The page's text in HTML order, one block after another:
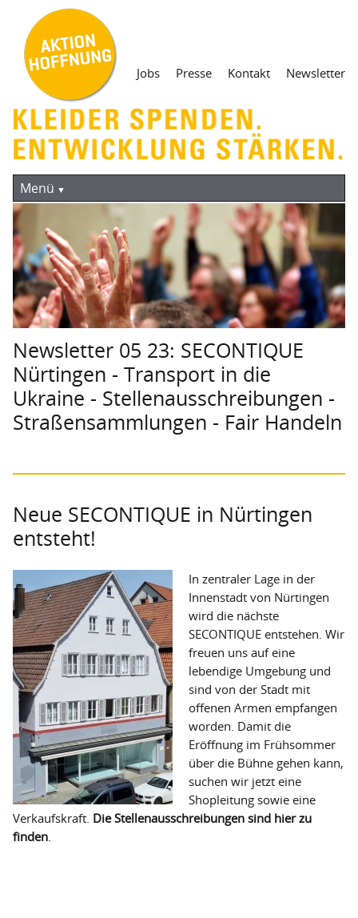
Navigation
Jobs Presse Kontakt Newsletter
Menü
Navigation
überspringen
Aktuelles
Kleiderspende
Containersammlung
Straßensammlung
Mantel teilen. Heute!
Weg der Kleidung
Secondhand-Boutiquen
Outlets
Projekte
Projektförderung ausgesetzt
Geförderte Projekte
Weitere Fördermöglichkeiten
Bildung
Bildungsangebote
Termine
Über uns
Grundverständnis
Mitgliedsverbände
FairWertung
Spendenkonto
Newsletter 05 23: SECONTIQUE
Nürtingen - Transport in die
Ukraine - Stellenausschreibungen -
Straßensammlungen - Fair Handeln
Neue SECONTIQUE in Nürtingen
entsteht!
In zentraler Lage in der
Innenstadt von Nürtingen
wird die nächste
SECONTIQUE entstehen. Wir
freuen uns auf eine
lebendige Umgebung und
sind von der Stadt mit
offenen Armen empfangen
worden. Damit die
Eröffnung im Frühsommer
über die Bühne gehen kann,
suchen wir jetzt eine
Shopleitung sowie eine
Verkaufskraft. Die Stellenausschreibungen sind hier zu
finden.